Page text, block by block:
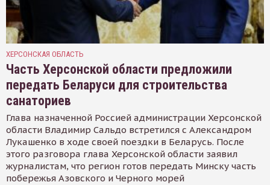
ХЕРСОНСКАЯ ОБЛАСТЬ
Часть Херсонской области предложили
передать Беларуси для строительства
санаториев
Глава назначенной Россией администрации Херсонской
области Владимир Сальдо встретился с Александром
Лукашенко в ходе своей поездки в Беларусь. После
этого разговора глава Херсонской области заявил
журналистам, что регион готов передать Минску часть
побережья Азовского и Черного морей